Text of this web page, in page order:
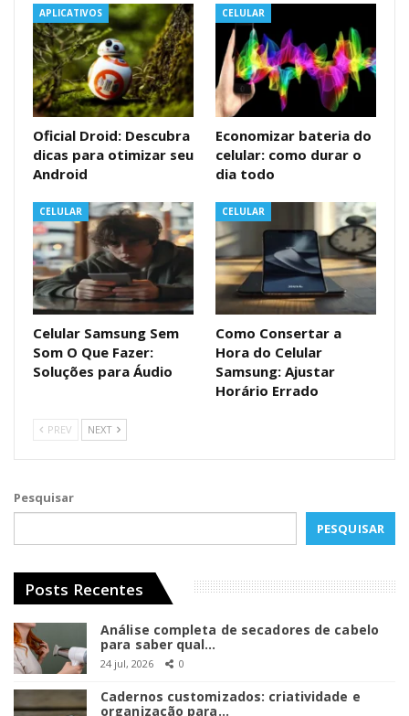
APLICATIVOS
Oficial Droid: Descubra
dicas para otimizar seu
Android
CELULAR
Economizar bateria do
celular: como durar o
dia todo
CELULAR
Celular Samsung Sem
Som O Que Fazer:
Soluções para Áudio
CELULAR
Como Consertar a
Hora do Celular
Samsung: Ajustar
Horário Errado
PREV NEXT
Pesquisar
PESQUISAR
Posts Recentes
Análise completa de secadores de cabelo
para saber qual…
24 jul, 2026 0
Cadernos customizados: criatividade e
organização para…